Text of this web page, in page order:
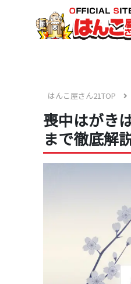
はんこ屋さん21TOP
喪中はがき
まで徹底解